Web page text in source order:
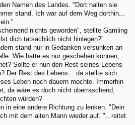
Namen des Landes. "Dort halten sie
stand. Ich war auf dem Weg dorthin...
nichts geworden", stellte Gamling
dich tatsächlich nicht hinlegen?"
stand nur in Gedanken versunken an
Wie hatte es nur geschehen können,
Sollte er nun den Rest seines Lebens
Der Rest des Lebens... da stellte sich
Leben noch dauern mochte. Immerhin
da wäre es doch nicht überraschend,
würden?
in eine andere Richtung zu lenken. "Dein
mit dem alten Mann wieder auf. "...reitet